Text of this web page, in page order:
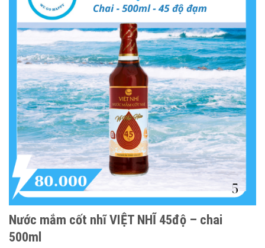
Nước mắm cốt nhĩ VIỆT NHĨ 45độ – chai
500ml